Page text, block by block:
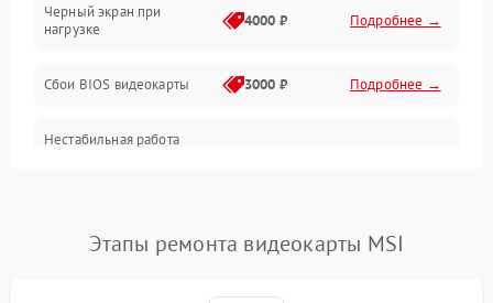
Электропитание
ПО
Электронные компоненты
Общие поломки
Черный экран при
нагрузке
4000 ₽ Подробнее →
Сбои BIOS видеокарты 3000 ₽ Подробнее →
Нестабильная работа
Этапы ремонта видеокарты MSI